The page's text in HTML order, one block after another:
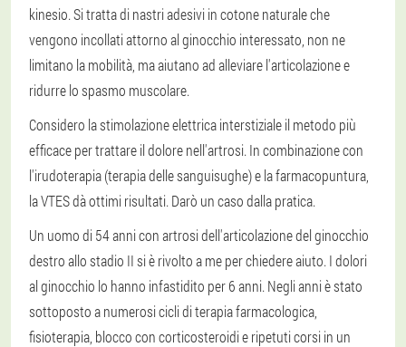
kinesio. Si tratta di nastri adesivi in cotone naturale che
vengono incollati attorno al ginocchio interessato, non ne
limitano la mobilità, ma aiutano ad alleviare l'articolazione e
ridurre lo spasmo muscolare.
Considero la stimolazione elettrica interstiziale il metodo più
efficace per trattare il dolore nell'artrosi. In combinazione con
l'irudoterapia (terapia delle sanguisughe) e la farmacopuntura,
la VTES dà ottimi risultati. Darò un caso dalla pratica.
Un uomo di 54 anni con artrosi dell'articolazione del ginocchio
destro allo stadio II si è rivolto a me per chiedere aiuto. I dolori
al ginocchio lo hanno infastidito per 6 anni. Negli anni è stato
sottoposto a numerosi cicli di terapia farmacologica,
fisioterapia, blocco con corticosteroidi e ripetuti corsi in un